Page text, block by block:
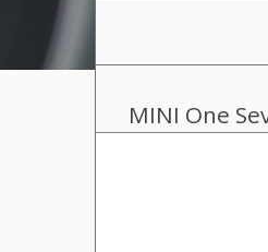
MINI One